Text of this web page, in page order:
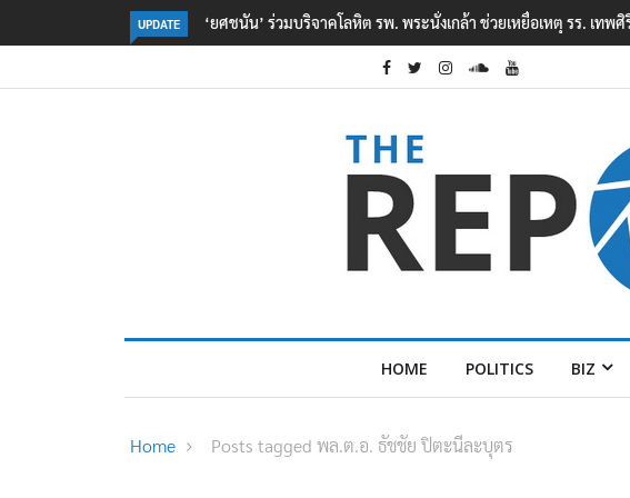
UPDATE
‘ยศชนัน’ ร่วมบริจาคโลหิต รพ. พระนั่งเกล้า ช่วยเหยื่อเหตุ รร. เทพศิรินทร์ นนทบุรี
HOME POLITICS BIZ
Home Posts tagged พล.ต.อ. ธัชชัย ปิตะนีละบุตร